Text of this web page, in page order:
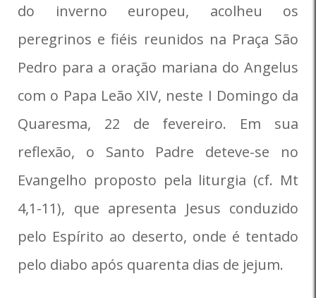
do inverno europeu, acolheu os
peregrinos e fiéis reunidos na Praça São
Pedro para a oração mariana do Angelus
com o Papa Leão XIV, neste I Domingo da
Quaresma, 22 de fevereiro. Em sua
reflexão, o Santo Padre deteve-se no
Evangelho proposto pela liturgia (cf. Mt
4,1-11), que apresenta Jesus conduzido
pelo Espírito ao deserto, onde é tentado
pelo diabo após quarenta dias de jejum.